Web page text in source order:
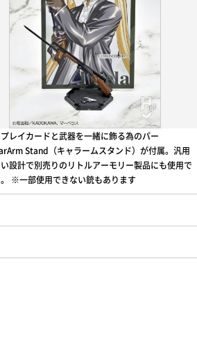
レイカードと武器を一緒に飾る為のパー
Stand（キャラームスタンド）が付属。汎用
設計で別売りのリトルアーモリー製品にも使用で
。 ※一部使用できない銃もあります